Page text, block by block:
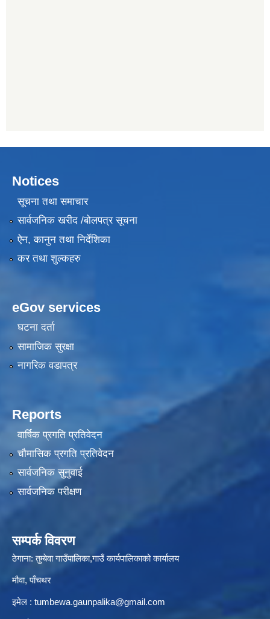
Notices
सूचना तथा समाचार
सार्वजनिक खरीद /बोलपत्र सूचना
ऐन, कानुन तथा निर्देशिका
कर तथा शुल्कहरु
eGov services
घटना दर्ता
सामाजिक सुरक्षा
नागरिक वडापत्र
Reports
वार्षिक प्रगति प्रतिवेदन
चौमासिक प्रगति प्रतिवेदन
सार्वजनिक सुनुवाई
सार्वजनिक परीक्षण
सम्पर्क विवरण
ठेगाना: तुम्बेवा गाउँपालिका,गाउँ कार्यपालिकाको कार्यालय
मौवा, पाँचथर
इमेल : tumbewa.gaunpalika@gmail.com